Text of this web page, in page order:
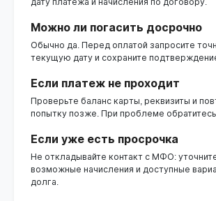
дату платежа и начисления по договору.
Можно ли погасить досрочно
Обычно да. Перед оплатой запросите
текущую дату и сохраните
Если платеж не проходит
Проверьте баланс карты, реквизиты и
попытку позже. При проблеме
Если уже есть просрочка
Не откладывайте контакт с МФО:
возможные начисления и доступные
долга.